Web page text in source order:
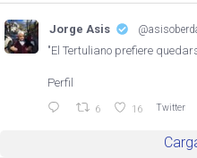
Jorge Asis
"El Tertuliano prefiere
Perfil
6 16 Twitter